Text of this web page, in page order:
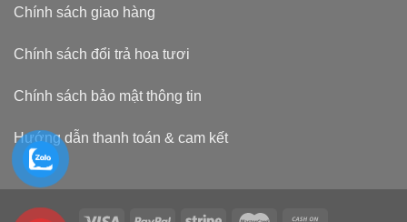
Chính sách giao hàng
Chính sách đổi trả hoa tươi
Chính sách bảo mật thông tin
Hướng dẫn thanh toán & cam kết